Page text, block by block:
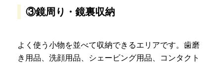
③鏡周り・鏡裏収納
よく使う小物を並べて収納できるエリアです。歯磨
き用品、洗顔用品、シェービング用品、コンタクト